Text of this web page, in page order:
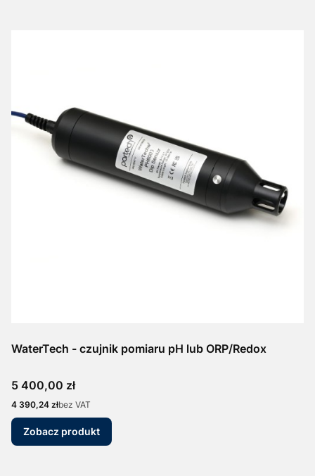
WaterTech - czujnik pomiaru pH lub ORP/Redox
Cena
5 400,00 zł
Cena
4 390,24 złbez VAT
Zobacz produkt